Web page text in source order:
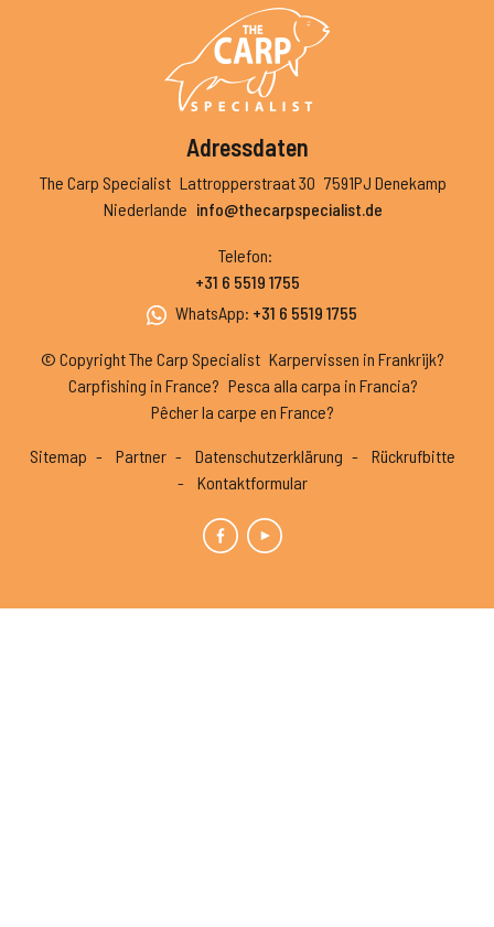
Adressdaten
The Carp Specialist Lattropperstraat 30 7591PJ Denekamp
Niederlande info@thecarpspecialist.de
Telefon:
+31 6 5519 1755
WhatsApp: +31 6 5519 1755
© Copyright The Carp Specialist Karpervissen in Frankrijk?
Carpfishing in France? Pesca alla carpa in Francia?
Pêcher la carpe en France?
Sitemap Partner Datenschutzerklärung
Rückrufbitte
Kontaktformular